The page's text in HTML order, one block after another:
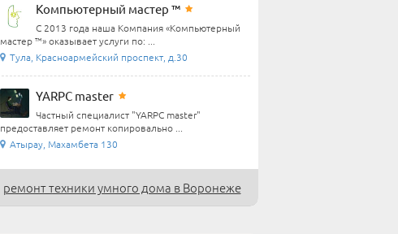
Компьютерный мастер ™
С 2013 года наша Компания «Компьютерный
мастер ™» оказывает услуги по: ...
Тула, Красноармейский проспект, д.30
YARPC master
Частный специалист "YARPC master"
предоставляет ремонт копировально ...
Атырау, Махамбета 130
ремонт техники умного дома в Воронеже